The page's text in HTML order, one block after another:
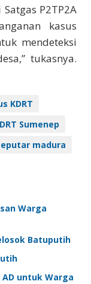
P2TP2A
kasus
mendeteksi
tukasnya.
KDRT
Sumenep
madura
Warga
Batuputih
untuk Warga